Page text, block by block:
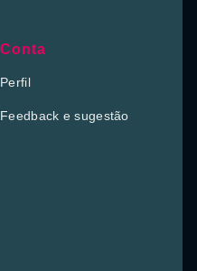
Conta
Perfil
Feedback e sugestão